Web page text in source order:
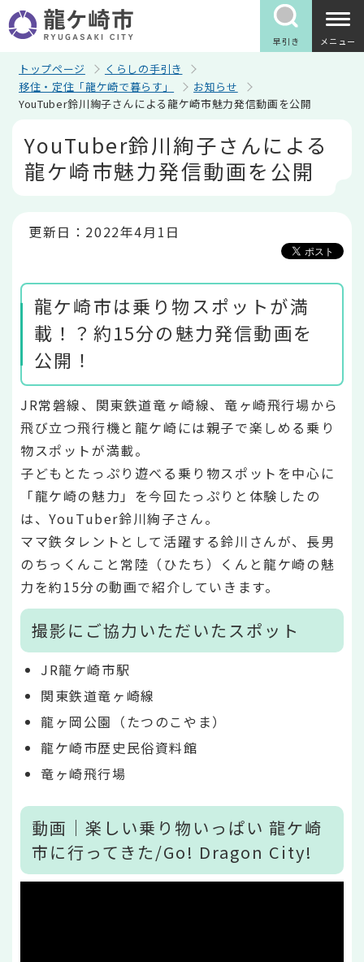
の
ペ
早引き メニュー
トップページ
くらしの手引き
移住・定住「龍ケ崎で暮らす」
お知らせ
YouTuber鈴川絢子さんによる龍ケ崎市魅力発信動画を公開
YouTuber鈴川絢子さんによる
龍ケ崎市魅力発信動画を公開
更新日：2022年4月1日
龍ケ崎市は乗り物スポットが満
載！？約15分の魅力発信動画を
公開！
JR常磐線、関東鉄道竜ヶ崎線、竜ヶ崎飛行場から
飛び立つ飛行機と龍ケ崎には親子で楽しめる乗り
物スポットが満載。
子どもとたっぷり遊べる乗り物スポットを中心に
「龍ケ崎の魅力」を今回たっぷりと体験したの
は、YouTuber鈴川絢子さん。
ママ鉄タレントとして活躍する鈴川さんが、長男
のちっくんこと常陸（ひたち）くんと龍ケ崎の魅
力を約15分の動画で紹介していきます。
撮影にご協力いただいたスポット
JR龍ケ崎市駅
関東鉄道竜ヶ崎線
龍ヶ岡公園（たつのこやま）
龍ケ崎市歴史民俗資料館
竜ヶ崎飛行場
動画｜楽しい乗り物いっぱい 龍ケ崎
市に行ってきた/Go! Dragon City!